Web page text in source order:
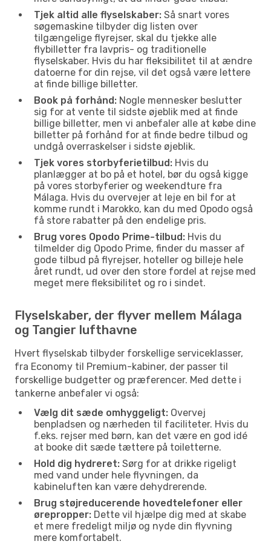
Tjek altid alle flyselskaber: Så snart vores
søgemaskine tilbyder dig listen over
tilgængelige flyrejser, skal du tjekke alle
flybilletter fra lavpris- og traditionelle
flyselskaber. Hvis du har fleksibilitet til at ændre
datoerne for din rejse, vil det også være lettere
at finde billige billetter.
Book på forhånd: Nogle mennesker beslutter
sig for at vente til sidste øjeblik med at finde
billige billetter, men vi anbefaler alle at købe dine
billetter på forhånd for at finde bedre tilbud og
undgå overraskelser i sidste øjeblik.
Tjek vores storbyferietilbud: Hvis du
planlægger at bo på et hotel, bør du også kigge
på vores storbyferier og weekendture fra
Málaga. Hvis du overvejer at leje en bil for at
komme rundt i Marokko, kan du med Opodo også
få store rabatter på den endelige pris.
Brug vores Opodo Prime-tilbud: Hvis du
tilmelder dig Opodo Prime, finder du masser af
gode tilbud på flyrejser, hoteller og billeje hele
året rundt, ud over den store fordel at rejse med
meget mere fleksibilitet og ro i sindet.
Flyselskaber, der flyver mellem Málaga
og Tangier lufthavne
Hvert flyselskab tilbyder forskellige serviceklasser,
fra Economy til Premium-kabiner, der passer til
forskellige budgetter og præferencer. Med dette i
tankerne anbefaler vi også:
Vælg dit sæde omhyggeligt: Overvej
benpladsen og nærheden til faciliteter. Hvis du
f.eks. rejser med børn, kan det være en god idé
at booke dit sæde tættere på toiletterne.
Hold dig hydreret: Sørg for at drikke rigeligt
med vand under hele flyvningen, da
kabineluften kan være dehydrerende.
Brug støjreducerende hovedtelefoner eller
ørepropper: Dette vil hjælpe dig med at skabe
et mere fredeligt miljø og nyde din flyvning
mere komfortabelt.